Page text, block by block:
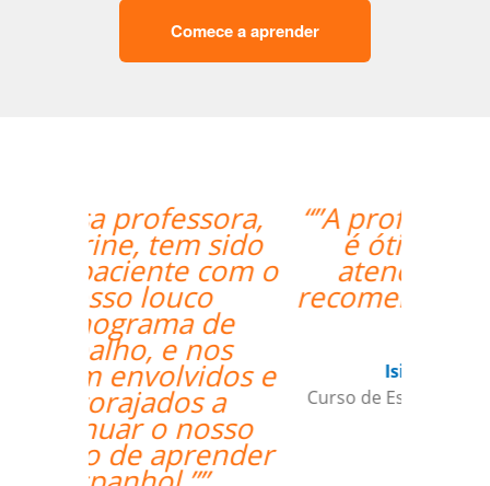
Comece a aprender
“”A professora Sandra
é ótima e super
atenciosa. Super
recomendo o trabalho
dela.””
Isis Andreatta
Curso de Espanhol em Guarulhos